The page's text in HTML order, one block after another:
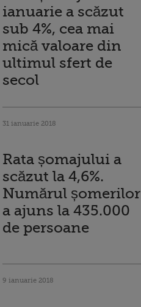
ianuarie a scăzut
sub 4%, cea mai
mică valoare din
ultimul sfert de
secol
31 ianuarie 2018
Rata șomajului a
scăzut la 4,6%.
Numărul șomerilor
a ajuns la 435.000
de persoane
9 ianuarie 2018